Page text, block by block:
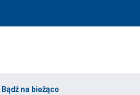
Bądź na bieżąco